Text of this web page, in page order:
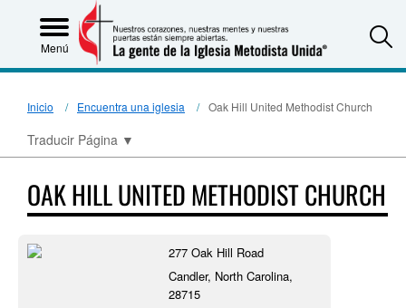
Menú
Inicio Encuentra una iglesia Oak Hill United Methodist Church
Traducir Página ▼
OAK HILL UNITED METHODIST CHURCH
277 Oak Hill Road
Candler, North Carolina,
28715